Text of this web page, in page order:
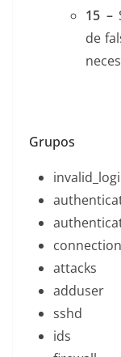
15 –
de
Grupos
attacks
adduser
sshd
ids